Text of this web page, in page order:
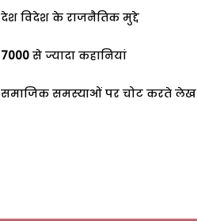
देश विदेश के राजनैतिक मुद्दे
7000 से ज्यादा कहानियां
समाजिक समस्याओं पर चोट करते लेख